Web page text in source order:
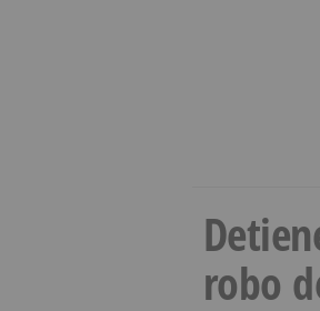
robo